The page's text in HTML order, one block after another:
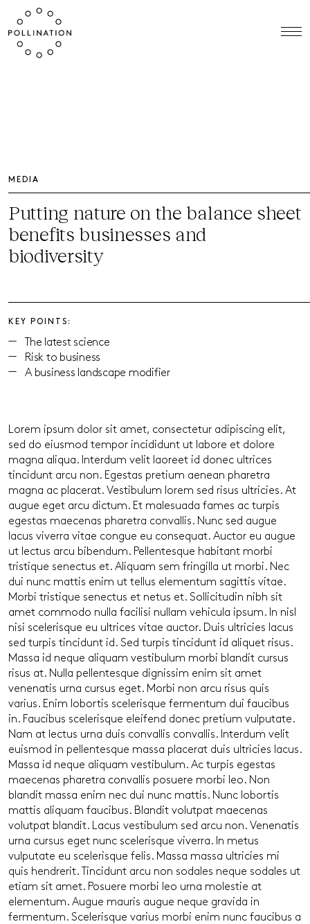
MEDIA
Putting nature on the balance sheet
benefits businesses and
biodiversity
KEY POINTS:
The latest science
Risk to business
A business landscape modifier
Lorem ipsum dolor sit amet, consectetur adipiscing elit,
sed do eiusmod tempor incididunt ut labore et dolore
magna aliqua. Interdum velit laoreet id donec ultrices
tincidunt arcu non. Egestas pretium aenean pharetra
magna ac placerat. Vestibulum lorem sed risus ultricies. At
augue eget arcu dictum. Et malesuada fames ac turpis
egestas maecenas pharetra convallis. Nunc sed augue
lacus viverra vitae congue eu consequat. Auctor eu augue
ut lectus arcu bibendum. Pellentesque habitant morbi
tristique senectus et. Aliquam sem fringilla ut morbi. Nec
dui nunc mattis enim ut tellus elementum sagittis vitae.
Morbi tristique senectus et netus et. Sollicitudin nibh sit
amet commodo nulla facilisi nullam vehicula ipsum. In nisl
nisi scelerisque eu ultrices vitae auctor. Duis ultricies lacus
sed turpis tincidunt id. Sed turpis tincidunt id aliquet risus.
Massa id neque aliquam vestibulum morbi blandit cursus
risus at. Nulla pellentesque dignissim enim sit amet
venenatis urna cursus eget. Morbi non arcu risus quis
varius. Enim lobortis scelerisque fermentum dui faucibus
in. Faucibus scelerisque eleifend donec pretium vulputate.
Nam at lectus urna duis convallis convallis. Interdum velit
euismod in pellentesque massa placerat duis ultricies lacus.
Massa id neque aliquam vestibulum. Ac turpis egestas
maecenas pharetra convallis posuere morbi leo. Non
blandit massa enim nec dui nunc mattis. Nunc lobortis
mattis aliquam faucibus. Blandit volutpat maecenas
volutpat blandit. Lacus vestibulum sed arcu non. Venenatis
urna cursus eget nunc scelerisque viverra. In metus
vulputate eu scelerisque felis. Massa massa ultricies mi
quis hendrerit. Tincidunt arcu non sodales neque sodales ut
etiam sit amet. Posuere morbi leo urna molestie at
elementum. Augue mauris augue neque gravida in
fermentum. Scelerisque varius morbi enim nunc faucibus a